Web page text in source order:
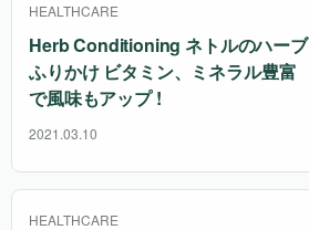
HEALTHCARE
Herb Conditioning ネトルのハーブ
ふりかけ ビタミン、ミネラル豊富
で風味もアップ !
2021.03.10
HEALTHCARE